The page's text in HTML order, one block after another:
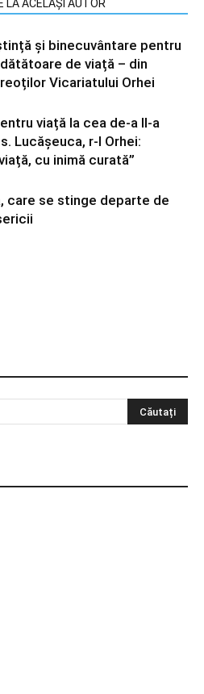
LA ACELAȘI AUTOR
și binecuvântare pentru
de viață – din
Vicariatului Orhei
viață la cea de-a II-a
Lucășeuca, r-l Orhei:
cu inimă curată”
care se stinge departe de